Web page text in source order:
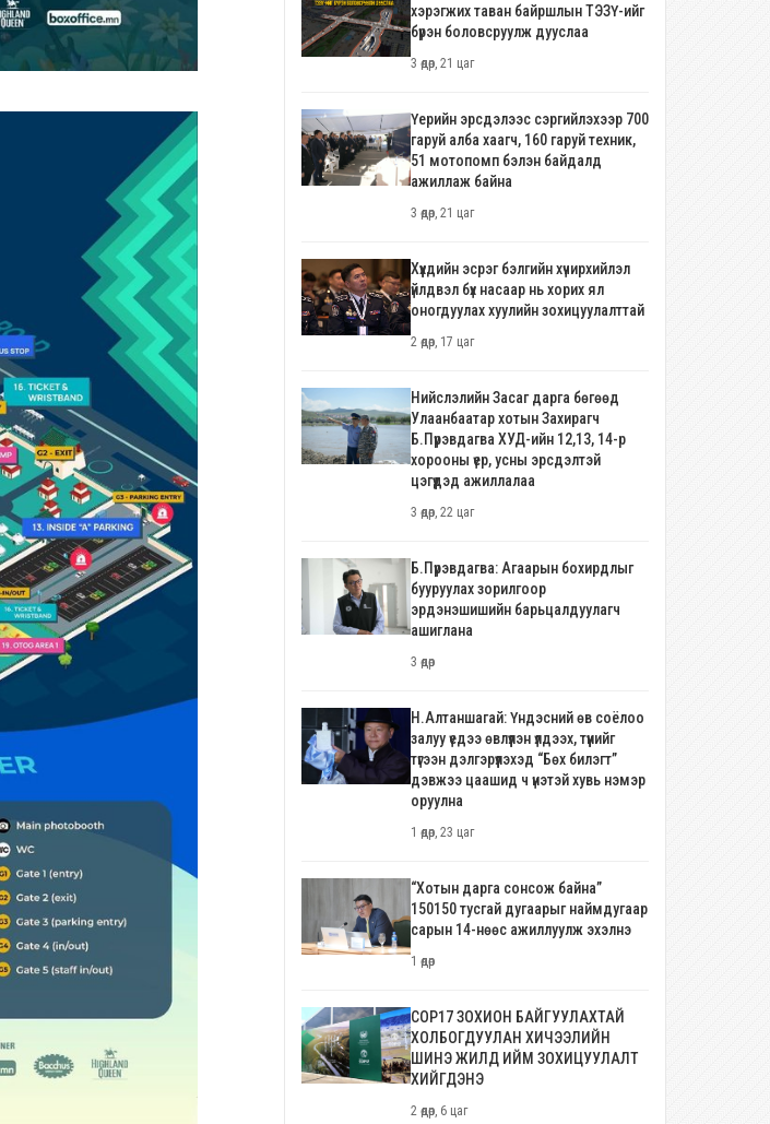
хэрэгжих таван байршлын ТЭЗҮ-ийг
бүрэн боловсруулж дууслаа
3 өдөр, 21 цаг
Үерийн эрсдэлээс сэргийлэхээр 700
гаруй алба хаагч, 160 гаруй техник,
51 мотопомп бэлэн байдалд
ажиллаж байна
3 өдөр, 21 цаг
Хүүхдийн эсрэг бэлгийн хүчирхийлэл
үйлдвэл бүх насаар нь хорих ял
оногдуулах хуулийн зохицуулалттай
2 өдөр, 17 цаг
Нийслэлийн Засаг дарга бөгөөд
Улаанбаатар хотын Захирагч
Б.Пүрэвдагва ХУД-ийн 12,13, 14-р
хорооны үер, усны эрсдэлтэй
цэгүүдэд ажиллалаа
3 өдөр, 22 цаг
Б.Пүрэвдагва: Агаарын бохирдлыг
бууруулах зорилгоор
эрдэнэшишийн барьцалдуулагч
ашиглана
3 өдөр
Н.Алтаншагай: Үндэсний өв соёлоо
залуу үедээ өвлүүлэн үлдээх, түүнийг
түгээн дэлгэрүүлэхэд “Бөх билэгт”
дэвжээ цаашид ч үнэтэй хувь нэмэр
оруулна
1 өдөр, 23 цаг
“Хотын дарга сонсож байна”
150150 тусгай дугаарыг наймдугаар
сарын 14-нөөс ажиллуулж эхэлнэ
1 өдөр
COP17 ЗОХИОН БАЙГУУЛАХТАЙ
ХОЛБОГДУУЛАН ХИЧЭЭЛИЙН
ШИНЭ ЖИЛД ИЙМ ЗОХИЦУУЛАЛТ
ХИЙГДЭНЭ
2 өдөр, 6 цаг